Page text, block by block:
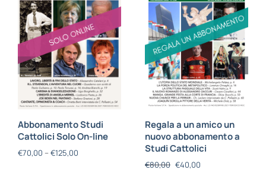
Abbonamento Studi
Cattolici Solo On-line
€70,00 – €125,00
Regala a un amico un
nuovo abbonamento a
Studi Cattolici
€80,00 €40,00